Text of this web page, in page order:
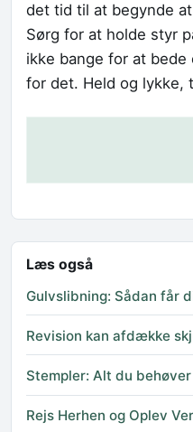
det tid til at begynde
Sørg for at holde styr
ikke bange for at
for det. Held og lykke,
Læs også
Gulvslibning: Sådan får
Revision kan afdække
Stempler: Alt du
Rejs Herhen og Oplev